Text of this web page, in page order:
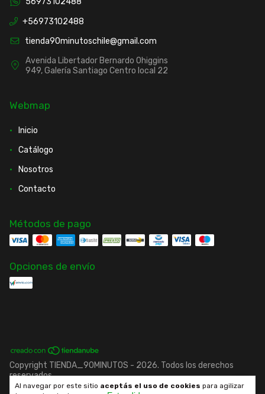
Al navegar por este sitio aceptás el uso de cookies para agilizar
+56973102488
tienda90minutoschile@gmail.com
Avenida Libertador Bernardo Ohiggins
949, Galería Santiago Centro local 22
Webmap
Inicio
Catálogo
Nosotros
Contacto
Métodos de pago
Opciones de envío
Copyright TIENDA_90MINUTOS - 2026. Todos los derechos
reservados.